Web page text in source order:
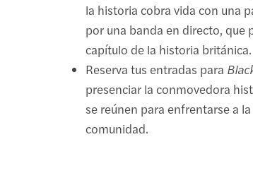
la historia cobra vida con una
por una banda en directo, que
capítulo de la historia británica.
Reserva tus entradas para
presenciar la conmovedora
se reúnen para enfrentarse a
comunidad.